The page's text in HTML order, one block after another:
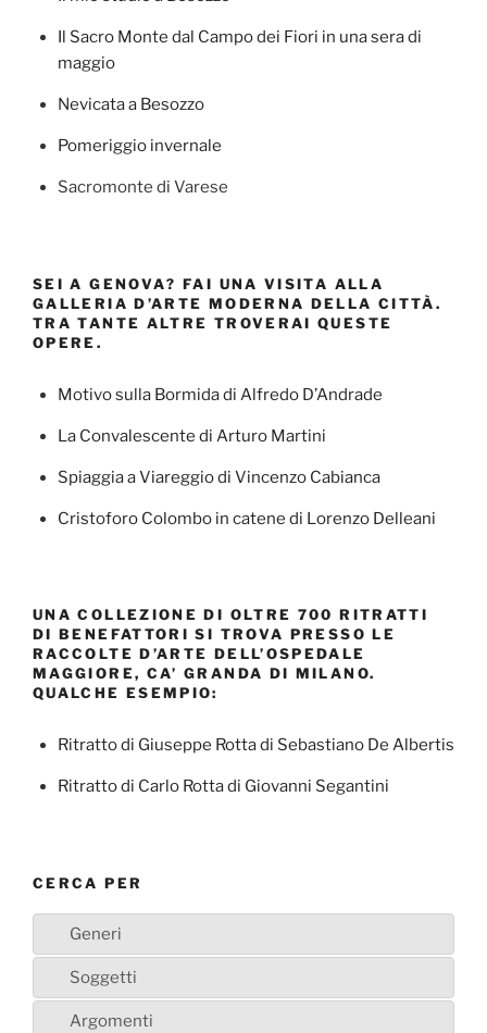
Il Sacro Monte dal Campo dei Fiori in una sera di
maggio
Nevicata a Besozzo
Pomeriggio invernale
Sacromonte di Varese
SEI A GENOVA? FAI UNA VISITA ALLA
GALLERIA D’ARTE MODERNA DELLA CITTÀ.
TRA TANTE ALTRE TROVERAI QUESTE
OPERE.
Motivo sulla Bormida di Alfredo D’Andrade
La Convalescente di Arturo Martini
Spiaggia a Viareggio di Vincenzo Cabianca
Cristoforo Colombo in catene di Lorenzo Delleani
UNA COLLEZIONE DI OLTRE 700 RITRATTI
DI BENEFATTORI SI TROVA PRESSO LE
RACCOLTE D’ARTE DELL’OSPEDALE
MAGGIORE, CA’ GRANDA DI MILANO.
QUALCHE ESEMPIO:
Ritratto di Giuseppe Rotta di Sebastiano De Albertis
Ritratto di Carlo Rotta di Giovanni Segantini
CERCA PER
Generi
Soggetti
Argomenti